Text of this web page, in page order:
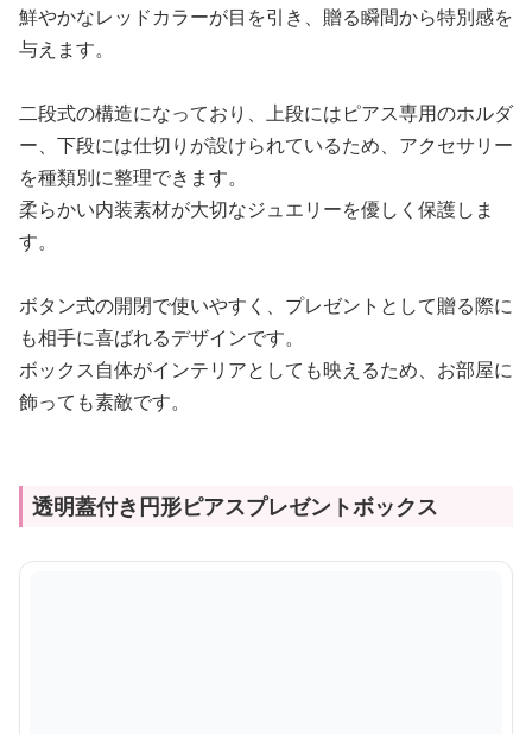
鮮やかなレッドカラーが目を引き、贈る瞬間から特別感を
与えます。
二段式の構造になっており、上段にはピアス専用のホルダ
ー、下段には仕切りが設けられているため、アクセサリー
を種類別に整理できます。
柔らかい内装素材が大切なジュエリーを優しく保護しま
す。
ボタン式の開閉で使いやすく、プレゼントとして贈る際に
も相手に喜ばれるデザインです。
ボックス自体がインテリアとしても映えるため、お部屋に
飾っても素敵です。
透明蓋付き円形ピアスプレゼントボックス